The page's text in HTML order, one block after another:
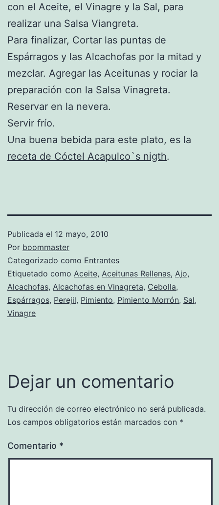
con el Aceite, el Vinagre y la Sal, para
realizar una Salsa Viangreta.
Para finalizar, Cortar las puntas de
Espárragos y las Alcachofas por la mitad y
mezclar. Agregar las Aceitunas y rociar la
preparación con la Salsa Vinagreta.
Reservar en la nevera.
Servir frío.
Una buena bebida para este plato, es la
receta de Cóctel Acapulco`s nigth.
Publicada el 12 mayo, 2010
Por boommaster
Categorizado como Entrantes
Etiquetado como Aceite, Aceitunas Rellenas, Ajo,
Alcachofas, Alcachofas en Vinagreta, Cebolla,
Espárragos, Perejil, Pimiento, Pimiento Morrón, Sal,
Vinagre
Dejar un comentario
Tu dirección de correo electrónico no será publicada.
Los campos obligatorios están marcados con *
Comentario *